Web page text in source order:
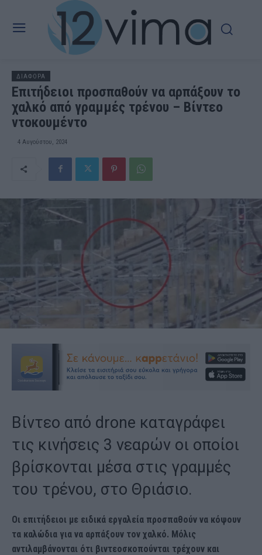
ΔΙΑΦΟΡΑ
Επιτήδειοι προσπαθούν να αρπάξουν το
χαλκό από γραμμές τρένου – Βίντεο
ντοκουμέντο
4 Αυγούστου, 2024
Βίντεο από drone καταγράφει
τις κινήσεις 3 νεαρών οι οποίοι
βρίσκονται μέσα στις γραμμές
του τρένου, στο Θριάσιο.
Οι επιτήδειοι με ειδικά εργαλεία προσπαθούν να κόψουν
τα καλώδια για να αρπάξουν τον χαλκό. Μόλις
αντιλαμβάνονται ότι βιντεοσκοπούνται τρέχουν και